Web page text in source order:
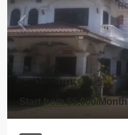
Start from$5,000/Month